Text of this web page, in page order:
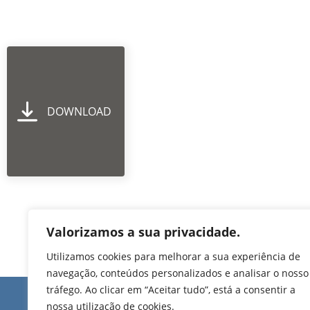
Valorizamos a sua privacidade.
Utilizamos cookies para melhorar a sua experiência de
navegação, conteúdos personalizados e analisar o nosso
tráfego. Ao clicar em “Aceitar tudo”, está a consentir a
nossa utilização de cookies.
DOWNLOAD
Edifício de Jovim